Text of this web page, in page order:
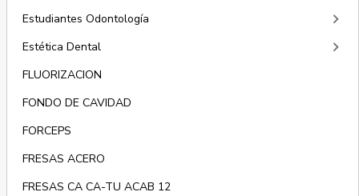
Estudiantes Odontología
keyboard_arrow_right
Estética Dental keyboard_arrow_right
FLUORIZACION
FONDO DE CAVIDAD
FORCEPS
FRESAS ACERO
FRESAS CA CA-TU ACAB 12